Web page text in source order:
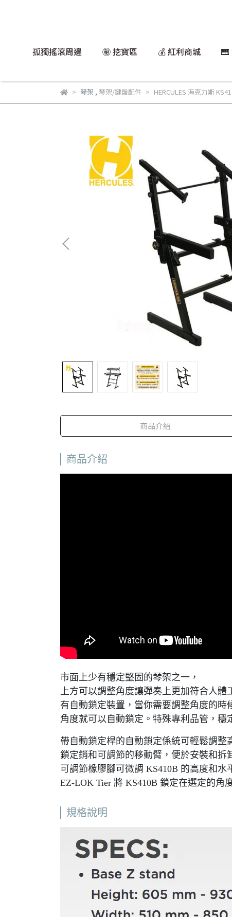
孤獨搖滾周邊 ㊙️ 挖寶區 💰 紅利商城 🎹
琴架 , 琴架/鍵盤配件 HERCULES 海克力斯
商品介紹
商品介紹
市面上少有穩定堅固的琴架之一，
上方可以調整角度讓彈奏上更加符合人體
有自動鎖定裝置，當你需要調整角度的時
角度就可以自動鎖定。特殊專利品管，
帶自動鎖定桿的自動鎖定係統可輕鬆調整
鎖定銷和可調節的移動臂，便於安裝和拆
可調節橡膠腳可微調 KS410B 的高度和水
EZ-LOK Tier 將 KS410B 鎖定在選定的角
規格說明